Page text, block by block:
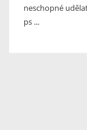
neschopné
ps ...